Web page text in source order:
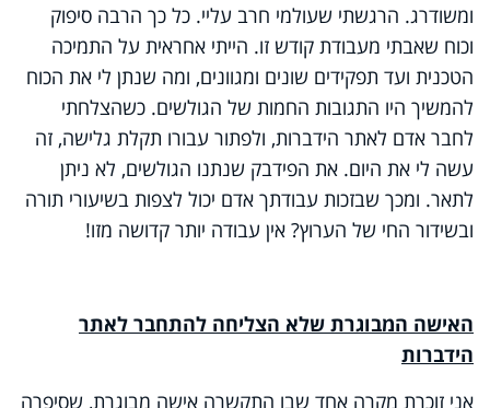
ומשודרג. הרגשתי שעולמי חרב עליי. כל כך הרבה סיפוק
וכוח שאבתי מעבודת קודש זו. הייתי אחראית על התמיכה
הטכנית ועד תפקידים שונים ומגוונים, ומה שנתן לי את הכוח
להמשיך היו התגובות החמות של הגולשים. כשהצלחתי
לחבר אדם לאתר הידברות, ולפתור עבורו תקלת גלישה, זה
עשה לי את היום. את הפידבק שנתנו הגולשים, לא ניתן
לתאר. ומכך שבזכות עבודתך אדם יכול לצפות בשיעורי תורה
ובשידור החי של הערוץ? אין עבודה יותר קדושה מזו!
האישה המבוגרת שלא הצליחה להתחבר לאתר
הידברות
אני זוכרת מקרה אחד שבו התקשרה אישה מבוגרת, שסיפרה